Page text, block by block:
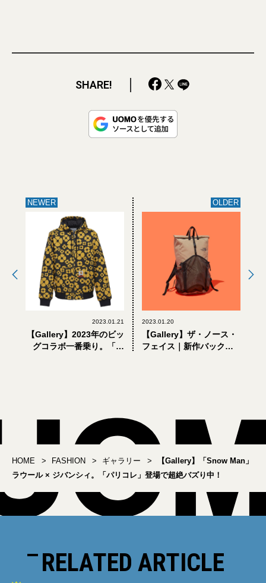
SHARE!
NEWER
2023.01.21
【Gallery】2023年のビッ
グコラボ一番乗り。「マ
OLDER
2023.01.20
【Gallery】ザ・ノース・
フェイス｜新作バックパ
HOME FASHION ギャラリー
【Gallery】「Snow Man」
ラウール × ジバンシィ。「パリコレ」登場で超絶バズり中！
RELATED ARTICLE